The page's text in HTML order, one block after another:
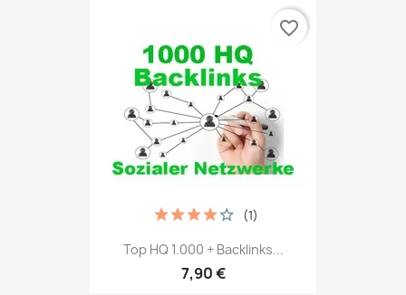
Top HQ 1.000 + Backlinks...
7,90 €
(1)
favorite_border